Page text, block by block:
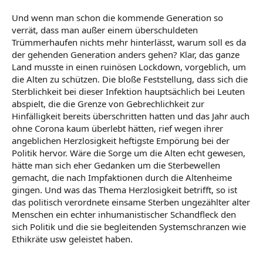
Und wenn man schon die kommende Generation so
verrät, dass man außer einem überschuldeten
Trümmerhaufen nichts mehr hinterlässt, warum soll es da
der gehenden Generation anders gehen? Klar, das ganze
Land musste in einen ruinösen Lockdown, vorgeblich, um
die Alten zu schützen. Die bloße Feststellung, dass sich die
Sterblichkeit bei dieser Infektion hauptsächlich bei Leuten
abspielt, die die Grenze von Gebrechlichkeit zur
Hinfälligkeit bereits überschritten hatten und das Jahr auch
ohne Corona kaum überlebt hätten, rief wegen ihrer
angeblichen Herzlosigkeit heftigste Empörung bei der
Politik hervor. Wäre die Sorge um die Alten echt gewesen,
hätte man sich eher Gedanken um die Sterbewellen
gemacht, die nach Impfaktionen durch die Altenheime
gingen. Und was das Thema Herzlosigkeit betrifft, so ist
das politisch verordnete einsame Sterben ungezählter alter
Menschen ein echter inhumanistischer Schandfleck den
sich Politik und die sie begleitenden Systemschranzen wie
Ethikräte usw geleistet haben.